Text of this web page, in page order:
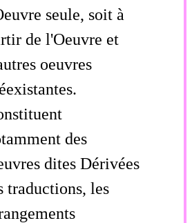
seule, soit à
de l'Oeuvre et
oeuvres
des
dites Dérivées
traductions, les